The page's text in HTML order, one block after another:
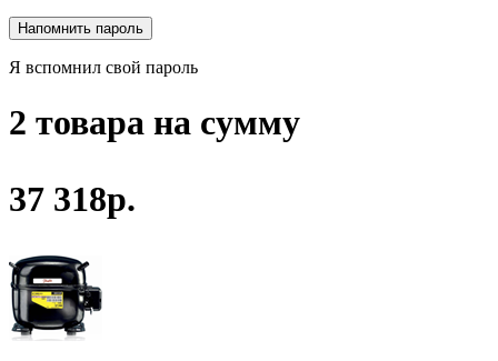
Я вспомнил свой пароль
2 товара на сумму
37 318р.